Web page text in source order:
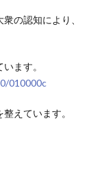
の認知により、
ます。
010000c
えています。